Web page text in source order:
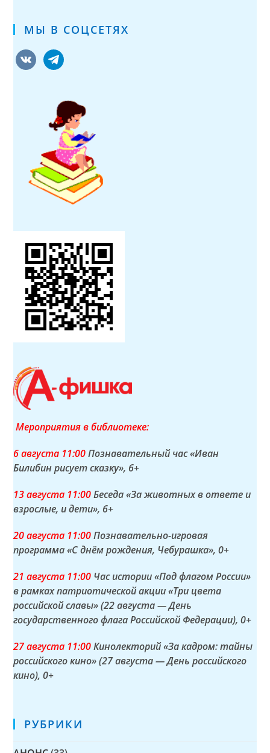
МЫ В СОЦСЕТЯХ
vkontaktetelegram
Мероприятия в библиотеке:
6 августа 11:00Познавательный час «Иван
Билибин рисует сказку», 6+
13 августа 11:00Беседа «За животных в ответе и
взрослые, и дети», 6+
20 августа 11:00Познавательно-игровая
программа «С днём рождения, Чебурашка», 0+
21 августа 11:00 Час истории «Под флагом России»
в рамках патриотической акции «Три цвета
российской славы» (22 августа — День
государственного флага Российской Федерации), 0+
27 августа 11:00Кинолекторий «За кадром: тайны
российского кино» (27 августа — День российского
кино), 0+
РУБРИКИ